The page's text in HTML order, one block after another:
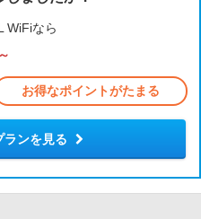
WiFiなら
お得なポイントがたまる
ランを見る